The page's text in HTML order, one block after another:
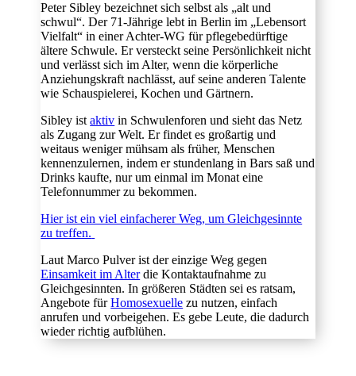
Peter Sibley bezeichnet sich selbst als „alt und
schwul“. Der 71-Jährige lebt in Berlin im „Lebensort
Vielfalt“ in einer Achter-WG für pflegebedürftige
ältere Schwule. Er versteckt seine Persönlichkeit nicht
und verlässt sich im Alter, wenn die körperliche
Anziehungskraft nachlässt, auf seine anderen Talente
wie Schauspielerei, Kochen und Gärtnern.
Sibley istaktiv in Schwulenforen und sieht das Netz
als Zugang zur Welt. Er findet es großartig und
weitaus weniger mühsam als früher, Menschen
kennenzulernen, indem er stundenlang in Bars saß und
Drinks kaufte, nur um einmal im Monat eine
Telefonnummer zu bekommen.
Hier ist ein viel einfacherer Weg, um Gleichgesinnte
zu treffen.
Laut Marco Pulver ist der einzige Weg gegen
Einsamkeit im Alterdie Kontaktaufnahme zu
Gleichgesinnten. In größeren Städten sei es ratsam,
Angebote fürHomosexuelle zu nutzen, einfach
anrufen und vorbeigehen. Es gebe Leute, die dadurch
wieder richtig aufblühen.